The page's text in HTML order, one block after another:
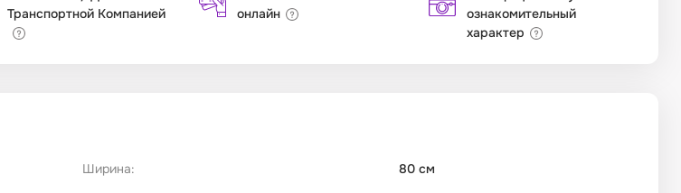
Транспортной Компанией
онлайн
ознакомительный
характер
Ширина:
80 см